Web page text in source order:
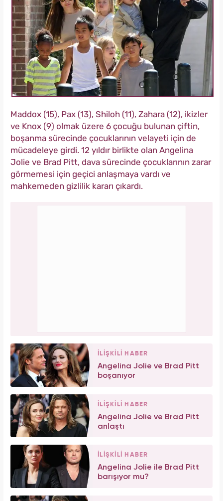
Maddox (15), Pax (13), Shiloh (11), Zahara (12), ikizler
ve Knox (9) olmak üzere 6 çocuğu bulunan çiftin,
boşanma sürecinde çocuklarının velayeti için de
mücadeleye girdi. 12 yıldır birlikte olan Angelina
Jolie ve Brad Pitt, dava sürecinde çocuklarının zarar
görmemesi için geçici anlaşmaya vardı ve
mahkemeden gizlilik kararı çıkardı.
İLİŞKİLİ HABER
Angelina Jolie ve Brad Pitt
boşanıyor
İLİŞKİLİ HABER
Angelina Jolie ve Brad Pitt
anlaştı
İLİŞKİLİ HABER
Angelina Jolie ile Brad Pitt
barışıyor mu?